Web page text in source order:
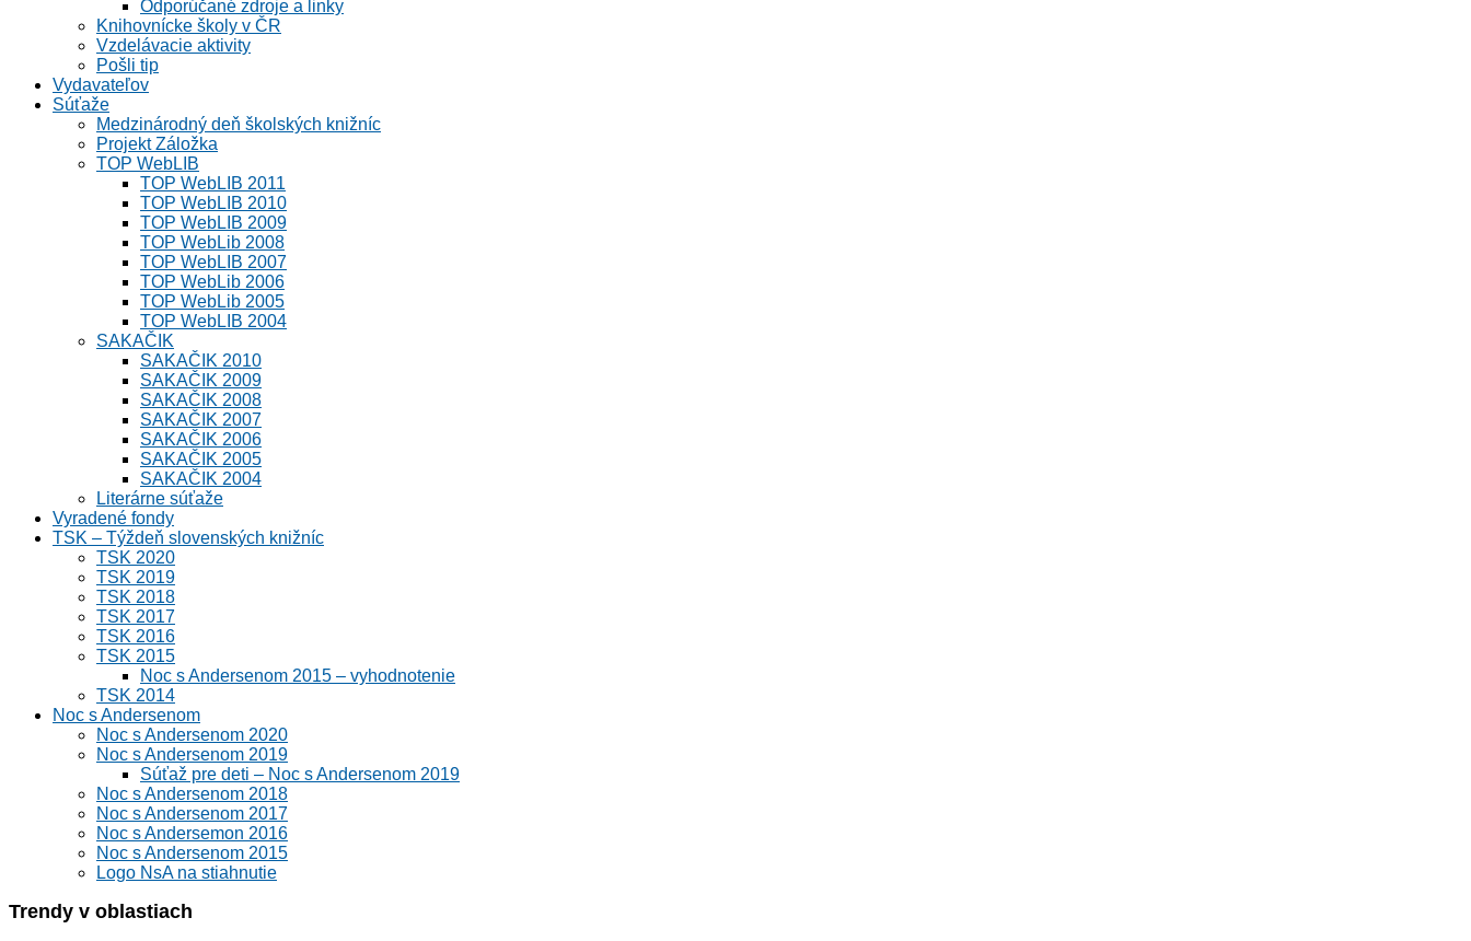
Odporúčané zdroje a linky
Knihovnícke školy v ČR
Vzdelávacie aktivity
Pošli tip
Vydavateľov
Súťaže
Medzinárodný deň školských knižníc
Projekt Záložka
TOP WebLIB
TOP WebLIB 2011
TOP WebLIB 2010
TOP WebLIB 2009
TOP WebLib 2008
TOP WebLIB 2007
TOP WebLib 2006
TOP WebLib 2005
TOP WebLIB 2004
SAKAČIK
SAKAČIK 2010
SAKAČIK 2009
SAKAČIK 2008
SAKAČIK 2007
SAKAČIK 2006
SAKAČIK 2005
SAKAČIK 2004
Literárne súťaže
Vyradené fondy
TSK – Týždeň slovenských knižníc
TSK 2020
TSK 2019
TSK 2018
TSK 2017
TSK 2016
TSK 2015
Noc s Andersenom 2015 – vyhodnotenie
TSK 2014
Noc s Andersenom
Noc s Andersenom 2020
Noc s Andersenom 2019
Súťaž pre deti – Noc s Andersenom 2019
Noc s Andersenom 2018
Noc s Andersenom 2017
Noc s Andersemon 2016
Noc s Andersenom 2015
Logo NsA na stiahnutie
Trendy v oblastiach